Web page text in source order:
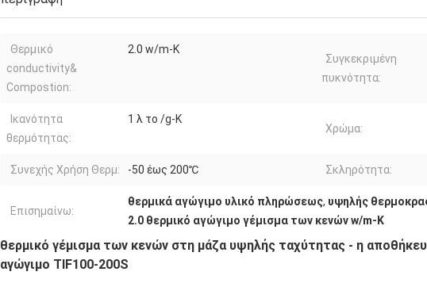
Θερμικό
conductivity&
Compostion:
2.0 w/m-Κ
Συγκεκριμένη
πυκνότητα:
Ικανότητα
θερμότητας:
1 λ το /g-K
Χρώμα:
Συνεχής Χρήση Θερμ: -50 έως 200℃ Σκληρότητα:
Επισημαίνω:
θερμικά αγώγιμο υλικό πληρώσεως, υψηλής
2.0 θερμικό αγώγιμο γέμισμα των κενών w/m-Κ
θερμικό γέμισμα των κενών στη μάζα υψηλής ταχύτητας - η
αγώγιμο TIF100-200S